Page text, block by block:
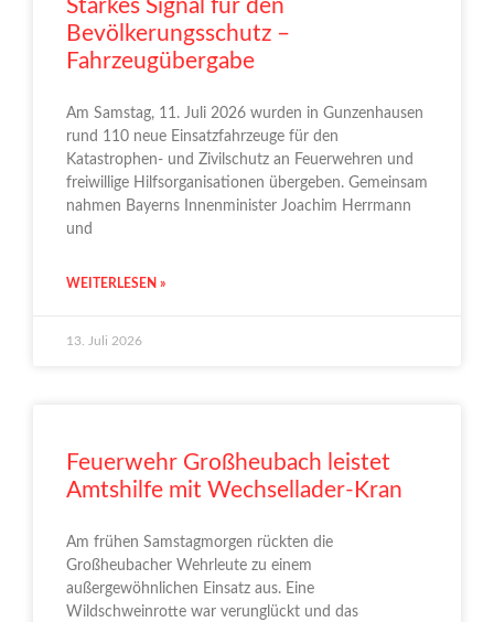
Starkes Signal für den
Bevölkerungsschutz –
Fahrzeugübergabe
Am Samstag, 11. Juli 2026 wurden in Gunzenhausen
rund 110 neue Einsatzfahrzeuge für den
Katastrophen- und Zivilschutz an Feuerwehren und
freiwillige Hilfsorganisationen übergeben. Gemeinsam
nahmen Bayerns Innenminister Joachim Herrmann
und
WEITERLESEN »
13. Juli 2026
Feuerwehr Großheubach leistet
Amtshilfe mit Wechsellader-Kran
Am frühen Samstagmorgen rückten die
Großheubacher Wehrleute zu einem
außergewöhnlichen Einsatz aus. Eine
Wildschweinrotte war verunglückt und das